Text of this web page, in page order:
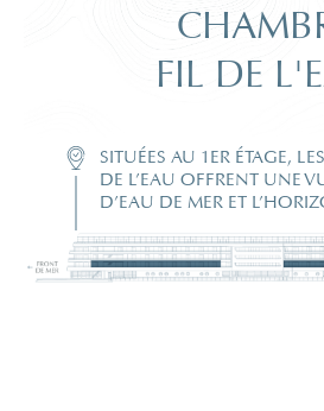
FIL DE
SITUÉES AU 1ER ÉTAGE,
DE L’EAU OFFRENT UNE
D’EAU DE MER ET